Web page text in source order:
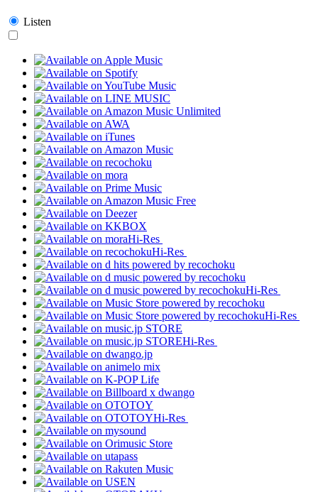
Listen
Hi-Res
Hi-Res
Hi-Res
Hi-Res
Hi-Res
Hi-Res